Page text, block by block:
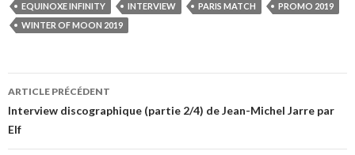
EQUINOXE INFINITY INTERVIEW PARIS MATCH
PROMO 2019
WINTER OF MOON 2019
Navigation
des
articles
ARTICLE PRÉCÉDENT
Interview discographique (partie 2/4) de Jean-Michel Jarre par
Elf